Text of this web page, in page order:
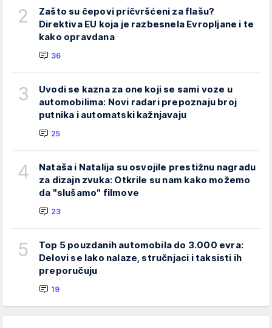
2
Zašto su čepovi pričvršćeni za flašu?
Direktiva EU koja je razbesnela Evropljane i te
kako opravdana
36
3
Uvodi se kazna za one koji se sami voze u
automobilima: Novi radari prepoznaju broj
putnika i automatski kažnjavaju
25
4
Nataša i Natalija su osvojile prestižnu nagradu
za dizajn zvuka: Otkrile su nam kako možemo
da "slušamo" filmove
23
5
Top 5 pouzdanih automobila do 3.000 evra:
Delovi se lako nalaze, stručnjaci i taksisti ih
preporučuju
19